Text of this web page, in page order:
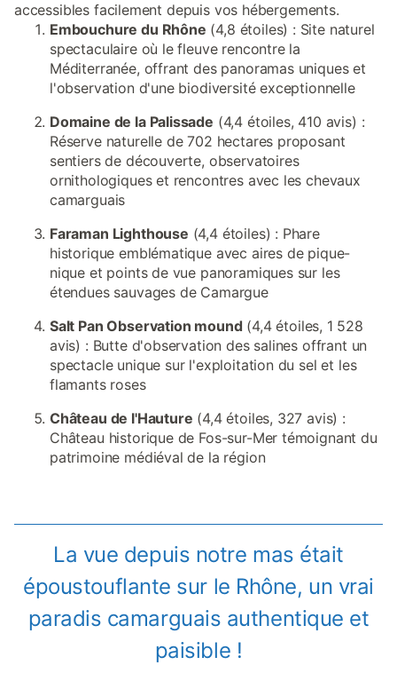
accessibles facilement depuis vos hébergements.
Embouchure du Rhône (4,8 étoiles) : Site naturel
spectaculaire où le fleuve rencontre la
Méditerranée, offrant des panoramas uniques et
l'observation d'une biodiversité exceptionnelle
Domaine de la Palissade (4,4 étoiles, 410 avis) :
Réserve naturelle de 702 hectares proposant
sentiers de découverte, observatoires
ornithologiques et rencontres avec les chevaux
camarguais
Faraman Lighthouse (4,4 étoiles) : Phare
historique emblématique avec aires de pique-
nique et points de vue panoramiques sur les
étendues sauvages de Camargue
Salt Pan Observation mound(4,4 étoiles, 1 528
avis) : Butte d'observation des salines offrant un
spectacle unique sur l'exploitation du sel et les
flamants roses
Château de l'Hauture (4,4 étoiles, 327 avis) :
Château historique de Fos-sur-Mer témoignant du
patrimoine médiéval de la région
La vue depuis notre mas était
époustouflante sur le Rhône, un vrai
paradis camarguais authentique et
paisible !